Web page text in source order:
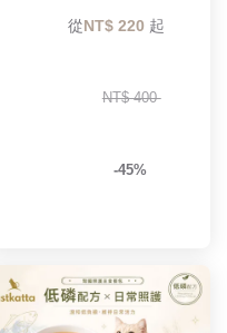
        從
NT$ 220 起
NT$ 400
-45%